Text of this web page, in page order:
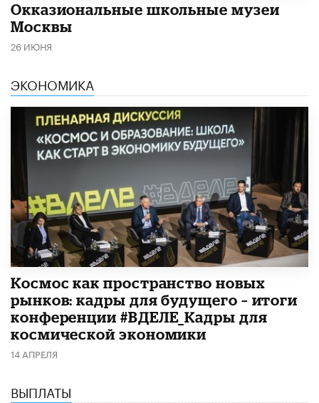
​Окказиональные школьные музеи
Москвы
26 ИЮНЯ
ЭКОНОМИКА
Космос как пространство новых
рынков: кадры для будущего – итоги
конференции #ВДЕЛЕ_Кадры для
космической экономики
14 АПРЕЛЯ
ВЫПЛАТЫ